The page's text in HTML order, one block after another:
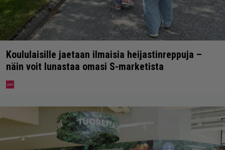
Koululaisille jaetaan ilmaisia heijastinreppuja –
näin voit lunastaa omasi S-marketista